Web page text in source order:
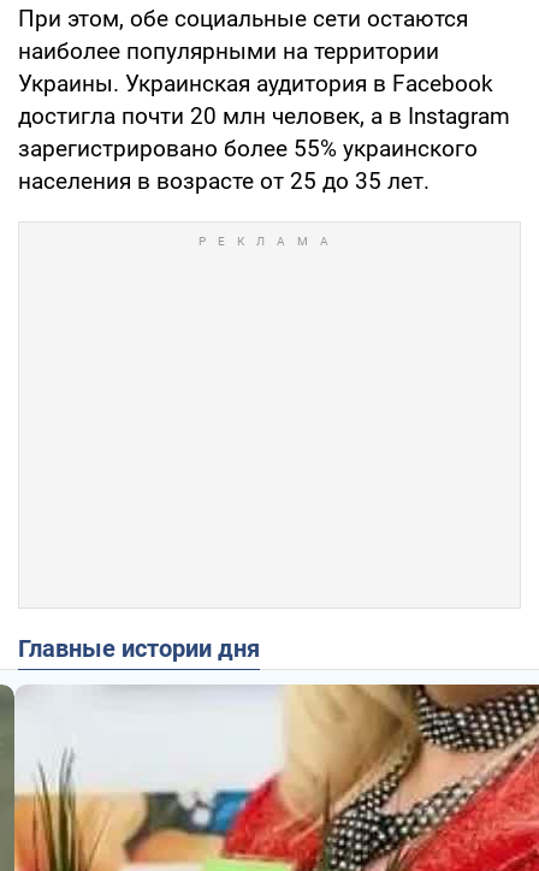
При этом, обе социальные сети остаются
наиболее популярными на территории
Украины. Украинская аудитория в Facebook
достигла почти 20 млн человек, а в Instagram
зарегистрировано более 55% украинского
населения в возрасте от 25 до 35 лет.
Главные истории дня